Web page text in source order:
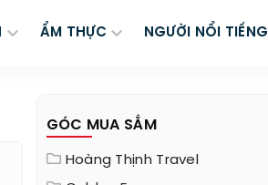
ẨM THỰC NGƯỜI NỔI TIẾNG
GÓC MUA SẮM
Hoàng Thịnh Travel